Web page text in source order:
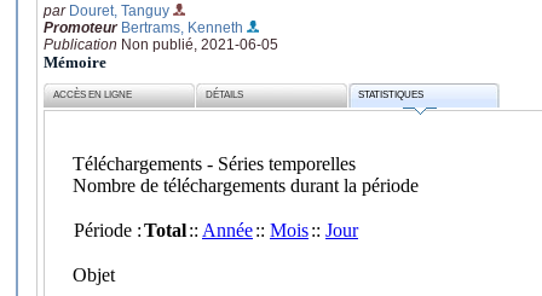
par Douret, Tanguy
Promoteur Bertrams, Kenneth
Publication Non publié, 2021-06-05
Mémoire
ACCÈS EN LIGNE DÉTAILS STATISTIQUES